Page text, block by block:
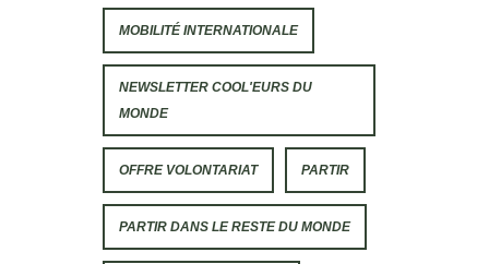
MOBILITÉ INTERNATIONALE
NEWSLETTER COOL'EURS DU
MONDE
OFFRE VOLONTARIAT PARTIR
PARTIR DANS LE RESTE DU MONDE